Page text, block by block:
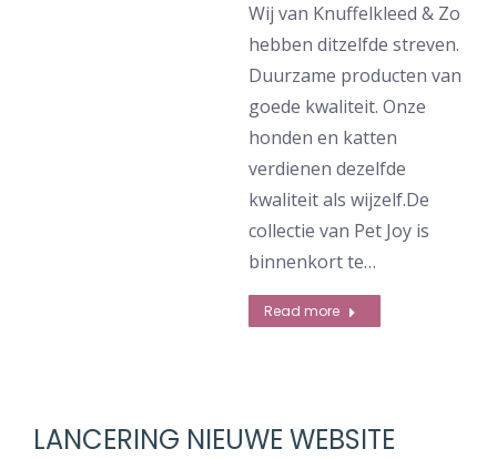
Wij van Knuffelkleed & Zo
hebben ditzelfde streven.
Duurzame producten van
goede kwaliteit. Onze
honden en katten
verdienen dezelfde
kwaliteit als wijzelf.De
collectie van Pet Joy is
binnenkort te…
Read more
LANCERING NIEUWE WEBSITE